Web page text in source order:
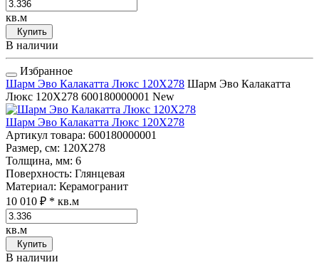
кв.м
Купить
В наличии
Избранное
Шарм Эво Калакатта Люкс 120Х278 Шарм Эво Калакатта
Люкс 120Х278 600180000001 New
Шарм Эво Калакатта Люкс 120Х278
Артикул товара: 600180000001
Размер, см: 120Х278
Толщина, мм: 6
Поверхность: Глянцевая
Материал: Керамогранит
10 010 ₽ * кв.м
кв.м
Купить
В наличии